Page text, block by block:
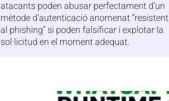
atacants poden abusar perfectament d’un
mètode d’autenticació anomenat “resistent
al phishing” si poden falsificar i explotar la
sol·licitud en el moment adequat.